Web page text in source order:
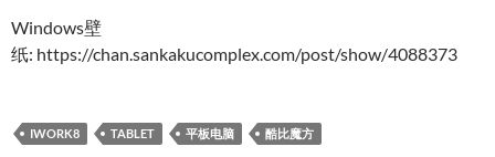
Windows壁
纸: https://chan.sankakucomplex.com/post/show/4088373
IWORK8 TABLET 平板电脑 酷比魔方